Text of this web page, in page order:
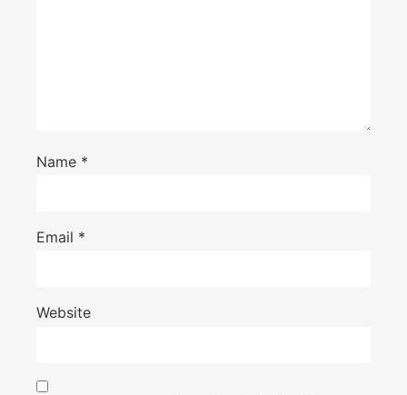
Name *
Email *
Website